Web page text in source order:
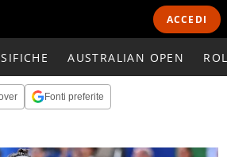
ACCEDI
AUSTRALIAN OPEN
Fonti preferite